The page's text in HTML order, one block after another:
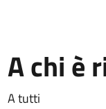
A chi è
A tutti